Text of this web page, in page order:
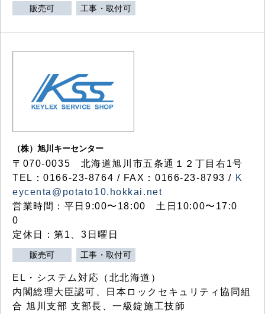
販売可 工事・取付可
（株）旭川キーセンター
〒070-0035 北海道旭川市五条通１２丁目右1号
TEL：0166-23-8764 / FAX：0166-23-8793 / K
eycenta@potato10.hokkai.net
営業時間：平日9:00〜18:00 土日10:00〜17:0
0
定休日：第1、3日曜日
販売可 工事・取付可
EL・システム対応（北北海道）
内閣総理大臣認可、日本ロックセキュリティ協同組
合 旭川支部 支部長、一級錠施工技師